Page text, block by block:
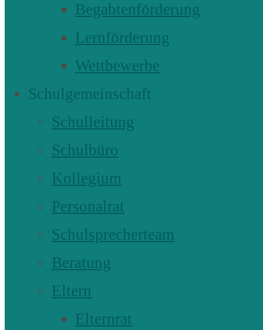
Begabtenförderung
Lernförderung
Wettbewerbe
Schulgemeinschaft
Schulleitung
Schulbüro
Kollegium
Personalrat
Schulsprecherteam
Beratung
Eltern
Elternrat